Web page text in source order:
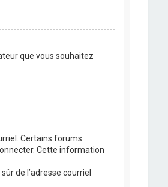
que vous souhaitez
Certains forums
Cette information
de l’adresse courriel